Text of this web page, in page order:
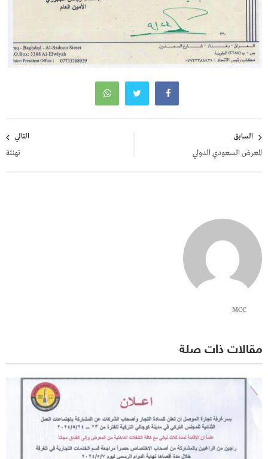
المقالات
السابق
المعرض السعودي الدولي
التالي
تهنئة
MCC
مقالات ذات صلة